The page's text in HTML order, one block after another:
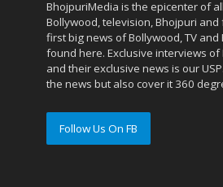
BhojpuriMedia is the epicenter of
Bollywood, television, Bhojpuri and
first big news of Bollywood, TV
found here. Exclusive interviews of
and their exclusive news is our
the news but also cover it 360
Follow Us On FB